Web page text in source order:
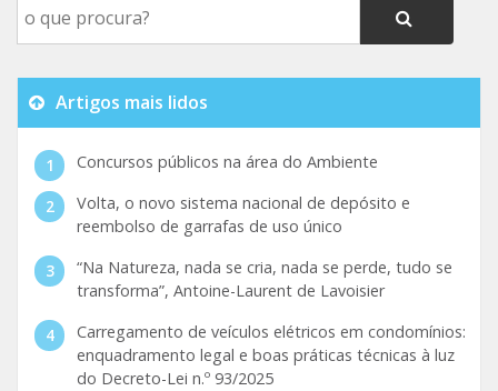
Artigos mais lidos
Concursos públicos na área do Ambiente
Volta, o novo sistema nacional de depósito e
reembolso de garrafas de uso único
“Na Natureza, nada se cria, nada se perde, tudo se
transforma”, Antoine-Laurent de Lavoisier
Carregamento de veículos elétricos em condomínios:
enquadramento legal e boas práticas técnicas à luz
do Decreto-Lei n.º 93/2025